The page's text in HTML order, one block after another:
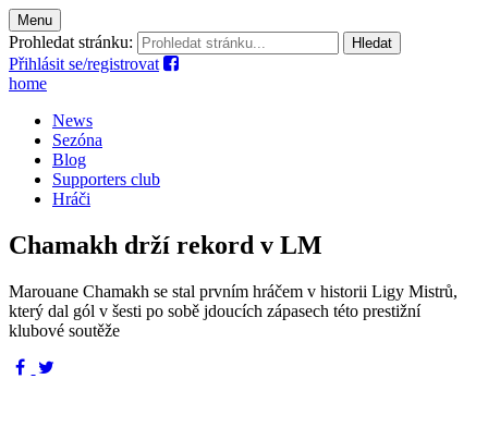
Menu
Prohledat stránku:
Přihlásit se/registrovat
home
News
Sezóna
Blog
Supporters club
Hráči
Chamakh drží rekord v LM
Marouane Chamakh se stal prvním hráčem v historii Ligy Mistrů,
který dal gól v šesti po sobě jdoucích zápasech této prestižní
klubové soutěže